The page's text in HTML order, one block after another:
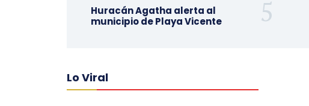
Huracán Agatha alerta al
municipio de Playa Vicente
Lo Viral